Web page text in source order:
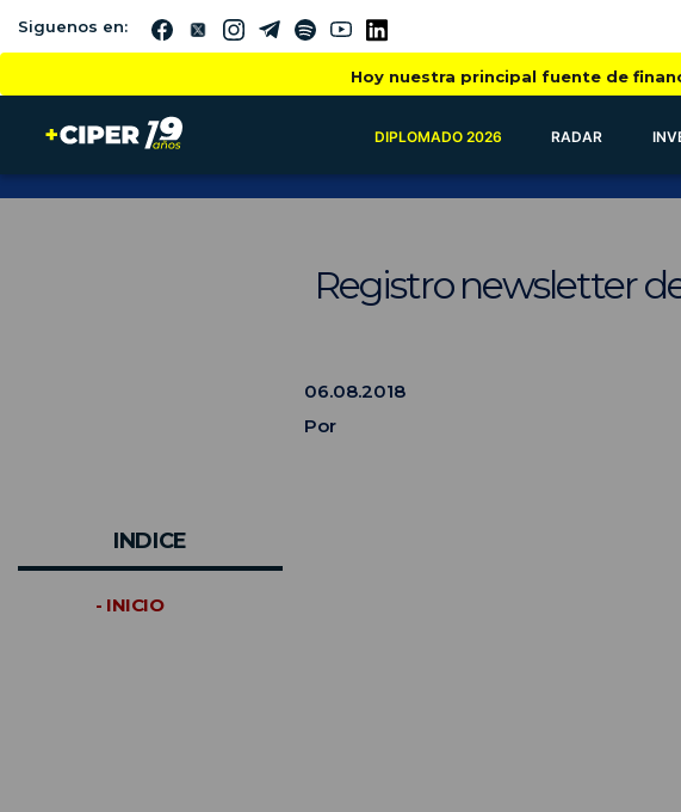
Siguenos en:
Hoy nuestra principal fuente de
DIPLOMADO 2026 RADAR
Registro newsletter
06.08.2018
Por
INDICE
- INICIO